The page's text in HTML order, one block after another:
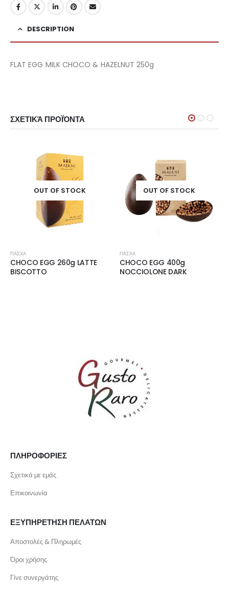
DESCRIPTION
FLAT EGG MILK CHOCO & HAZELNUT 250g
ΣΧΕΤΙΚΆ ΠΡΟΪΌΝΤΑ
OUT OF STOCK
ΠΆΣΧΑ
CHOCO EGG 260g LATTE
BISCOTTO
OUT OF STOCK
ΠΆΣΧΑ
CHOCO EGG 400g
NOCCIOLONE DARK
ΠΛΗΡΟΦΟΡΙΕΣ
Σχετικά με εμάς
Επικοινωνία
ΕΞΥΠΗΡΕΤΗΣΗ ΠΕΛΑΤΩΝ
Αποστολές & Πληρωμές
Όροι χρήσης
Γίνε συνεργάτης